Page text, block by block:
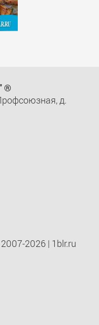
®
д.
2026 | 1blr.ru